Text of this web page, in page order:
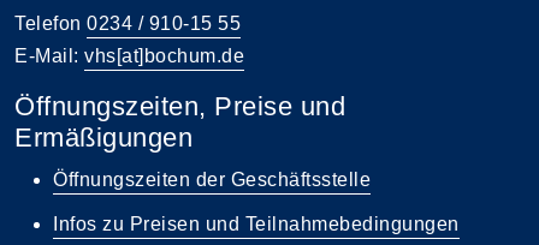
Telefon 0234 / 910-15 55
E-Mail: vhs[at]bochum.de
Öffnungszeiten, Preise und
Ermäßigungen
Öffnungszeiten der Geschäftsstelle
Infos zu Preisen und Teilnahmebedingungen